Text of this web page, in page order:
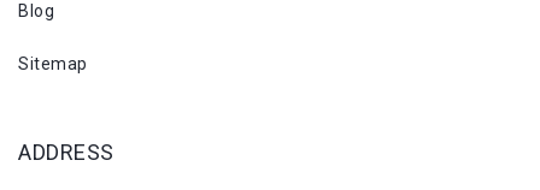
Blog
Sitemap
ADDRESS